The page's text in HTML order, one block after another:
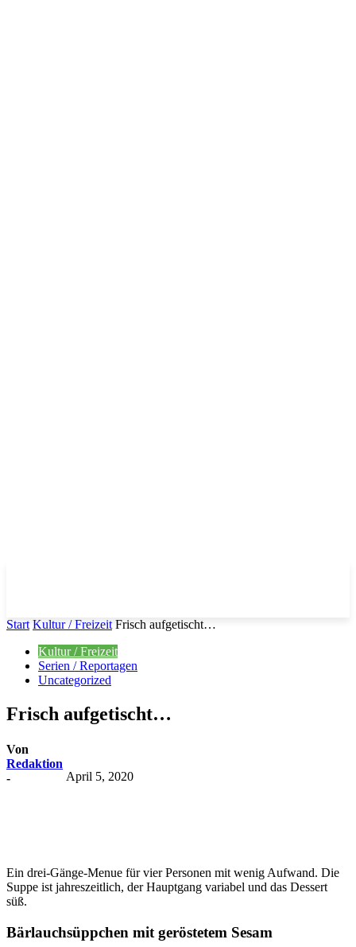
Start Kultur / Freizeit Frisch aufgetischt…
Kultur / Freizeit
Serien / Reportagen
Uncategorized
Frisch aufgetischt…
Von
Redaktion
-
April 5, 2020
Ein drei-Gänge-Menue für vier Personen mit wenig Aufwand. Die
Suppe ist jahreszeitlich, der Hauptgang variabel und das Dessert
süß.
Bärlauchsüppchen mit geröstetem Sesam